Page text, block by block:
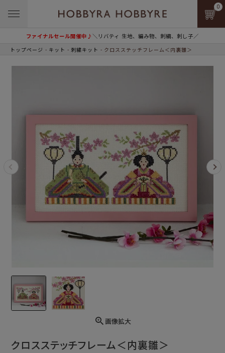
ファイナルセール開催中♪＼リバティ 生地、編み物、刺繍、刺し子／
0
トップページ キット 刺繍キット クロスステッチフレーム＜内裏雛＞
画像拡大
クロスステッチフレーム＜内裏雛＞